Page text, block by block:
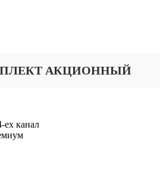
АКЦИОННЫЙ
ех канал